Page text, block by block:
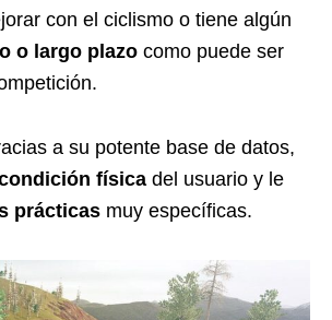
con el ciclismo o tiene algún
o largo plazo como puede ser
a su potente base de datos,
física del usuario y le
prácticas muy específicas.